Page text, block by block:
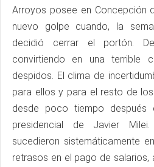
Arroyos posee en Concepción
nuevo golpe cuando, la
decidió cerrar el portón.
convirtiendo en una terrible
despidos. El clima de
para ellos y para el resto de
desde poco tiempo después
presidencial de Javier
sucedieron sistemáticamente
retrasos en el pago de salarios,